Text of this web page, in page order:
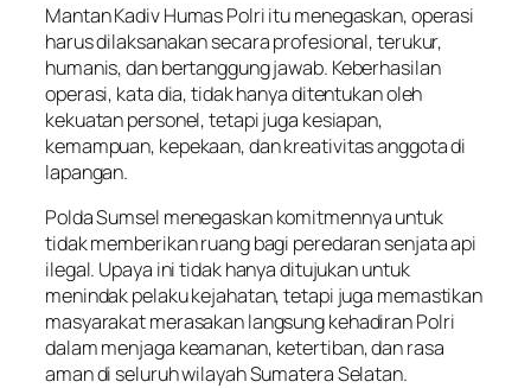
Mantan Kadiv Humas Polri itu menegaskan, operasi
harus dilaksanakan secara profesional, terukur,
humanis, dan bertanggung jawab. Keberhasilan
operasi, kata dia, tidak hanya ditentukan oleh
kekuatan personel, tetapi juga kesiapan,
kemampuan, kepekaan, dan kreativitas anggota di
lapangan.
Polda Sumsel menegaskan komitmennya untuk
tidak memberikan ruang bagi peredaran senjata api
ilegal. Upaya ini tidak hanya ditujukan untuk
menindak pelaku kejahatan, tetapi juga memastikan
masyarakat merasakan langsung kehadiran Polri
dalam menjaga keamanan, ketertiban, dan rasa
aman di seluruh wilayah Sumatera Selatan.